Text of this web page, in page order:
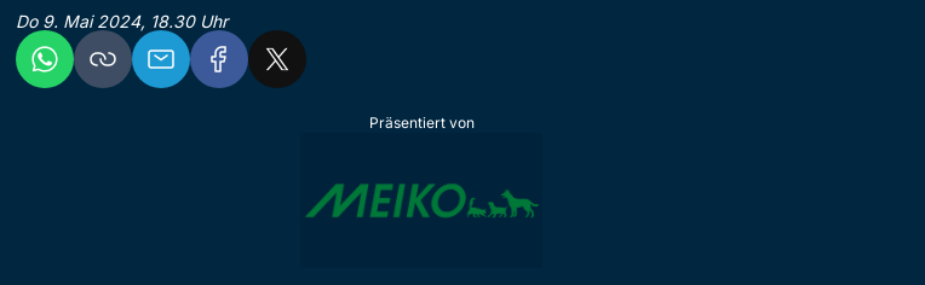
Do 9. Mai 2024, 18.30 Uhr
Präsentiert von